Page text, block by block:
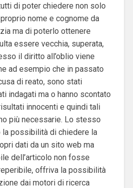
di poter chiedere non solo
nome e cognome da
ma di poterlo ottenere
essere vecchia, superata,
il diritto all’oblio viene
ad esempio che in passato
di reato, sono stati
indagati ma o hanno scontato
innocenti e quindi tali
più necessarie. Lo stesso
possibilità di chiedere la
dati da un sito web ma
dell’articolo non fosse
offriva la possibilità
dai motori di ricerca